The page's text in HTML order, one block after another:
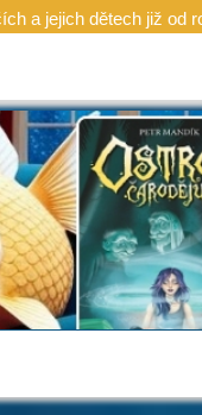
a jejich dětech již od